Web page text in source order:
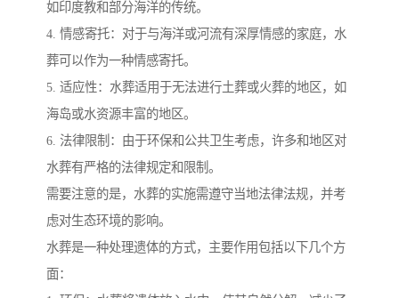
如印度教和部分海洋的传统。
4. 情感寄托：对于与海洋或河流有深厚情感的家庭，水
葬可以作为一种情感寄托。
5. 适应性：水葬适用于无法进行土葬或火葬的地区，如
海岛或水资源丰富的地区。
6. 法律限制：由于环保和公共卫生考虑，许多和地区对
水葬有严格的法律规定和限制。
需要注意的是，水葬的实施需遵守当地法律法规，并考
虑对生态环境的影响。
水葬是一种处理遗体的方式，主要作用包括以下几个方
面：